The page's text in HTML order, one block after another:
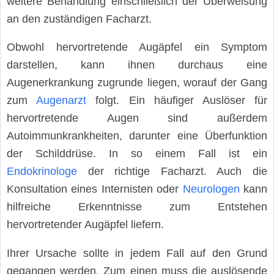
an den zuständigen Facharzt.
Obwohl hervortretende Augäpfel ein Symptom
darstellen, kann ihnen durchaus eine
Augenerkrankung zugrunde liegen, worauf der Gang
zumAugenarzt folgt. Ein häufiger Auslöser für
hervortretende Augen sind außerdem
Autoimmunkrankheiten, darunter eine Überfunktion
der Schilddrüse. In so einem Fall ist ein
Endokrinologe der richtige Facharzt. Auch die
Konsultation eines Internisten oder Neurologen kann
hilfreiche Erkenntnisse zum Entstehen
hervortretender Augäpfel liefern.
Ihrer Ursache sollte in jedem Fall auf den Grund
gegangen werden. Zum einen muss die auslösende